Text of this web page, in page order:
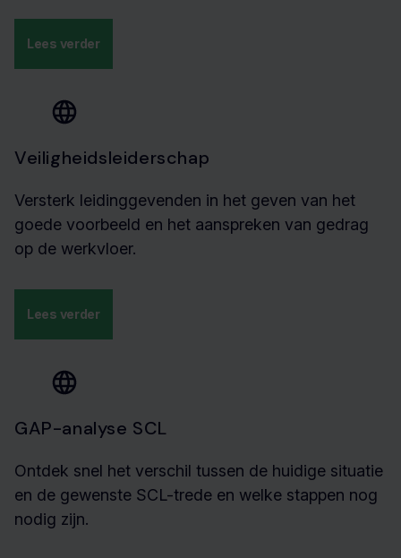
Lees verder
Veiligheidsleiderschap
Versterk leidinggevenden in het geven van het
goede voorbeeld en het aanspreken van gedrag
op de werkvloer.
Lees verder
GAP-analyse SCL
Ontdek snel het verschil tussen de huidige situatie
en de gewenste SCL-trede en welke stappen nog
nodig zijn.